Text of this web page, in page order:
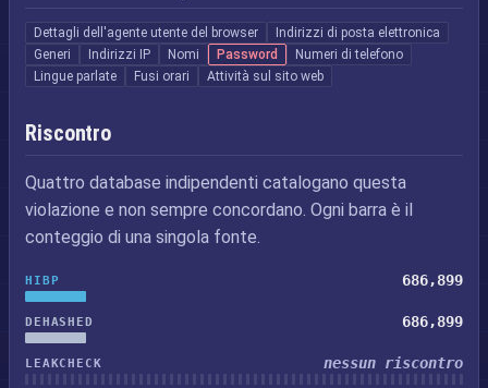
Dettagli dell'agente utente del browser
Indirizzi di posta elettronica
Generi
Indirizzi IP Nomi Password
Numeri di telefono
Lingue parlate
Fusi orari Attività sul sito web
Riscontro
Quattro database indipendenti catalogano questa
violazione e non sempre concordano. Ogni barra è il
conteggio di una singola fonte.
HIBP 686,899
DEHASHED 686,899
LEAKCHECK nessun riscontro